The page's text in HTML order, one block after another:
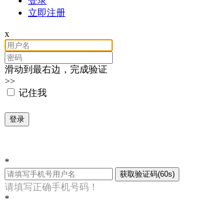
立即注册
x
滑动到最右边，完成验证
>>
记住我
登录
*
获取验证码(60s)
请填写正确手机号码！
*